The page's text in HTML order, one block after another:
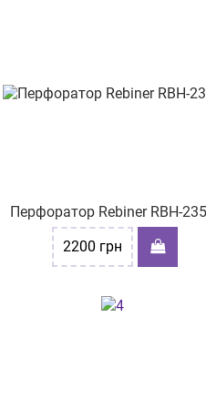
Перфоратор Rebiner RBH-
2200 грн